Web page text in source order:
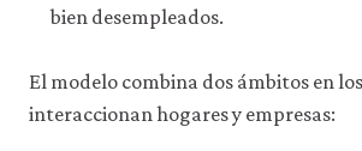
por
acceder
a
recursos
bien desempleados.
El modelo combina dos ámbitos en
interaccionan hogares y empresas: